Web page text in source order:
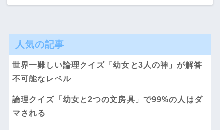
人気の記事
世界一難しい論理クイズ「幼女と3人の神」が解答
不可能なレベル
論理クイズ「幼女と2つの文房具」で99%の人はダ
マされる